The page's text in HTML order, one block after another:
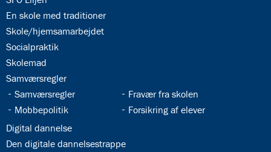
34.2:
En skole med traditioner
34.3:
Skole/hjemsamarbejdet
34.4:
Socialpraktik
34.5:
Skolemad
34.6:
Samværsregler
34.7:
Samværsregler 34.8:
Fravær fra skolen
34.9:
Mobbepolitik 34.10:
Forsikring af elever
34.11:
Digital dannelse
34.12:
Den digitale dannelsestrappe